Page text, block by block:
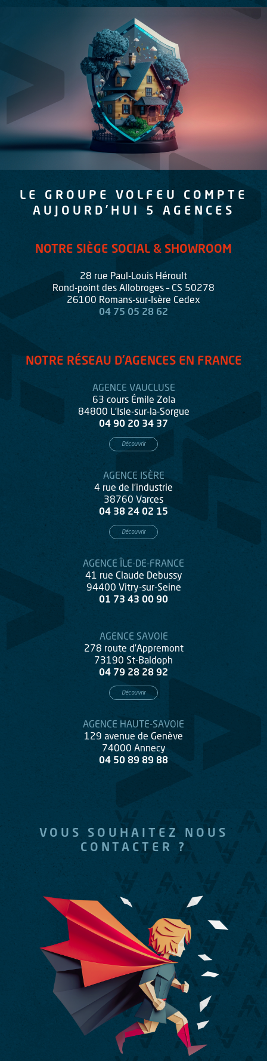
LE GROUPE VOLFEU COMPTE
AUJOURD’HUI 5 AGENCES
NOTRE SIÈGE SOCIAL & SHOWROOM
28 rue Paul-Louis Héroult
Rond-point des Allobroges – CS 50278
26100 Romans-sur-Isère Cedex
04 75 05 28 62
NOTRE RÉSEAU D'AGENCES EN FRANCE
AGENCE VAUCLUSE
63 cours Émile Zola
84800 L’Isle-sur-la-Sorgue
04 90 20 34 37
Découvrir
AGENCE ISÈRE
4 rue de l’industrie
38760 Varces
04 38 24 02 15
Découvrir
AGENCE ÎLE-DE-FRANCE
41 rue Claude Debussy
94400 Vitry-sur-Seine
01 73 43 00 90
AGENCE SAVOIE
278 route d’Appremont
73190 St-Baldoph
04 79 28 28 92
Découvrir
AGENCE HAUTE-SAVOIE
129 avenue de Genève
74000 Annecy
04 50 89 89 88
VOUS SOUHAITEZ NOUS
CONTACTER ?